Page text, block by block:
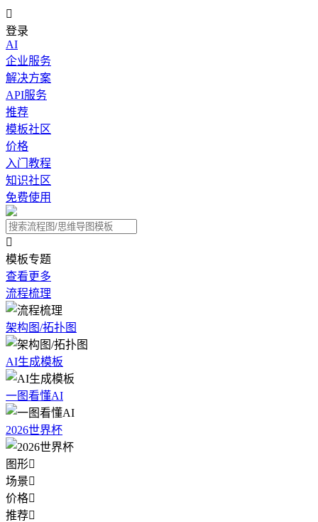

登录
AI
企业服务
解决方案
API服务
推荐
模板社区
价格
入门教程
知识社区
免费使用

模板专题
查看更多
流程梳理
架构图/拓扑图
AI生成模板
一图看懂AI
2026世界杯
图形
场景
价格
推荐